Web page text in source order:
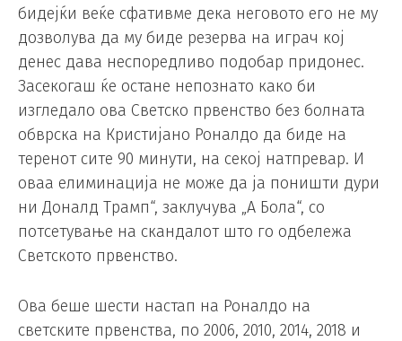
бидејќи веќе сфативме дека неговото его не му
дозволува да му биде резерва на играч кој
денес дава неспоредливо подобар придонес.
Засекогаш ќе остане непознато како би
изгледало ова Светско првенство без болната
обврска на Кристијано Роналдо да биде на
теренот сите 90 минути, на секој натпревар. И
оваа елиминација не може да ја поништи дури
ни Доналд Трамп“, заклучува „А Бола“, со
потсетување на скандалот што го одбележа
Светското првенство.
Ова беше шести настап на Роналдо на
светските првенства, по 2006, 2010, 2014, 2018 и